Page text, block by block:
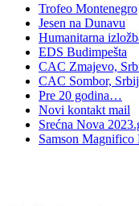
Trofeo Montenegro
Jesen na Dunavu
Humanitarna
EDS Budimpešta
CAC Zmajevo,
CAC Sombor,
Pre 20 godina…
Novi kontakt mail
Srećna Nova
Samson Magnifico